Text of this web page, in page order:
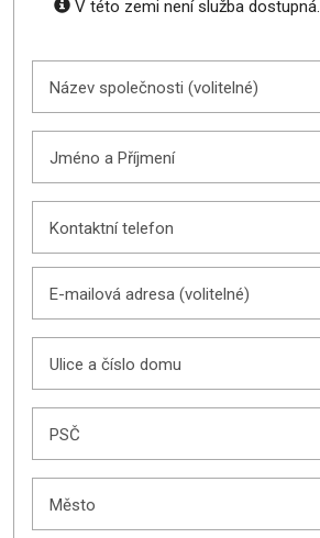
V této zemi není služba dostupná.
Název společnosti (volitelné)
Jméno a Příjmení
Kontaktní telefon
E-mailová adresa (volitelné)
Ulice a číslo domu
PSČ
Město